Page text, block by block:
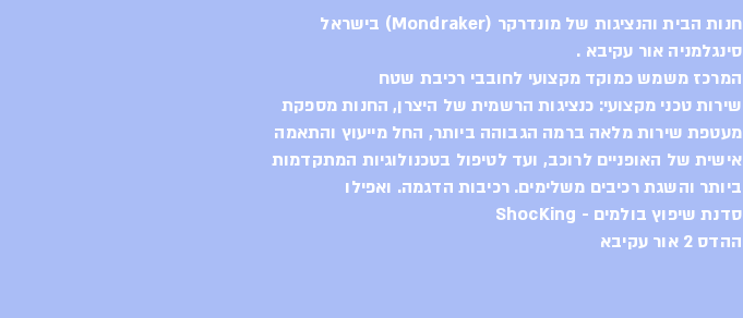
חנות הבית והנציגות של מונדרקר (Mondraker) בישראל
סינגלמניה אור עקיבא .
המרכז משמש כמוקד מקצועי לחובבי רכיבת שטח
שירות טכני מקצועי: כנציגות הרשמית של היצרן, החנות מספקת
מעטפת שירות מלאה ברמה הגבוהה ביותר, החל מייעוץ והתאמה
אישית של האופניים לרוכב, ועד לטיפול בטכנולוגיות המתקדמות
ביותר והשגת רכיבים משלימים. רכיבות הדגמה. ואפילו
סדנת שיפוץ בולמים - ShocKing
ההדס 2 אור עקיבא